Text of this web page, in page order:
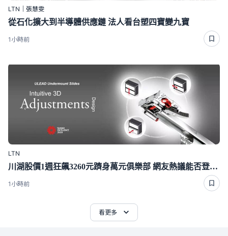
LTN｜張慧雯
從石化擴大到半導體供應鏈 法人看台塑四寶變九寶
1小時前
LTN
川湖股價1週狂飆3260元躋身萬元俱樂部 網友熱議能否登「股王」
1小時前
看更多